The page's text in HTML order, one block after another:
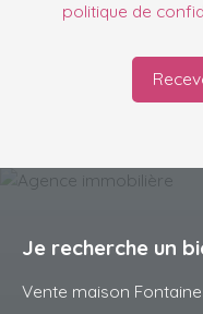
politique de
Je recherche un
Vente maison